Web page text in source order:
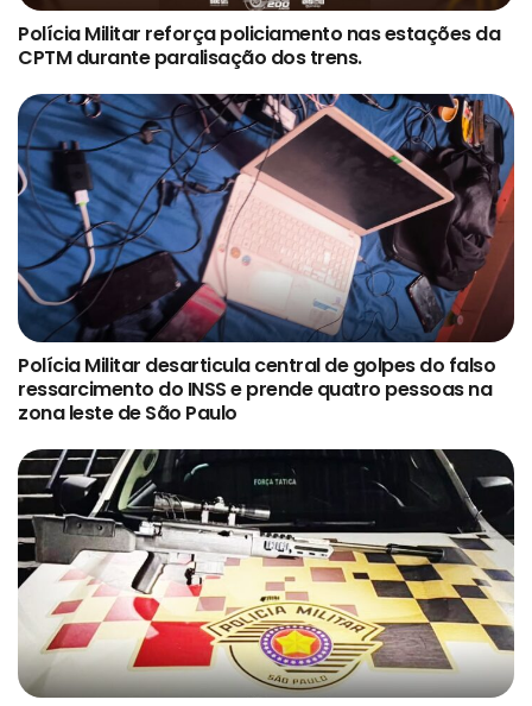
Polícia Militar reforça policiamento nas estações da
CPTM durante paralisação dos trens.
Polícia Militar desarticula central de golpes do falso
ressarcimento do INSS e prende quatro pessoas na
zona leste de São Paulo